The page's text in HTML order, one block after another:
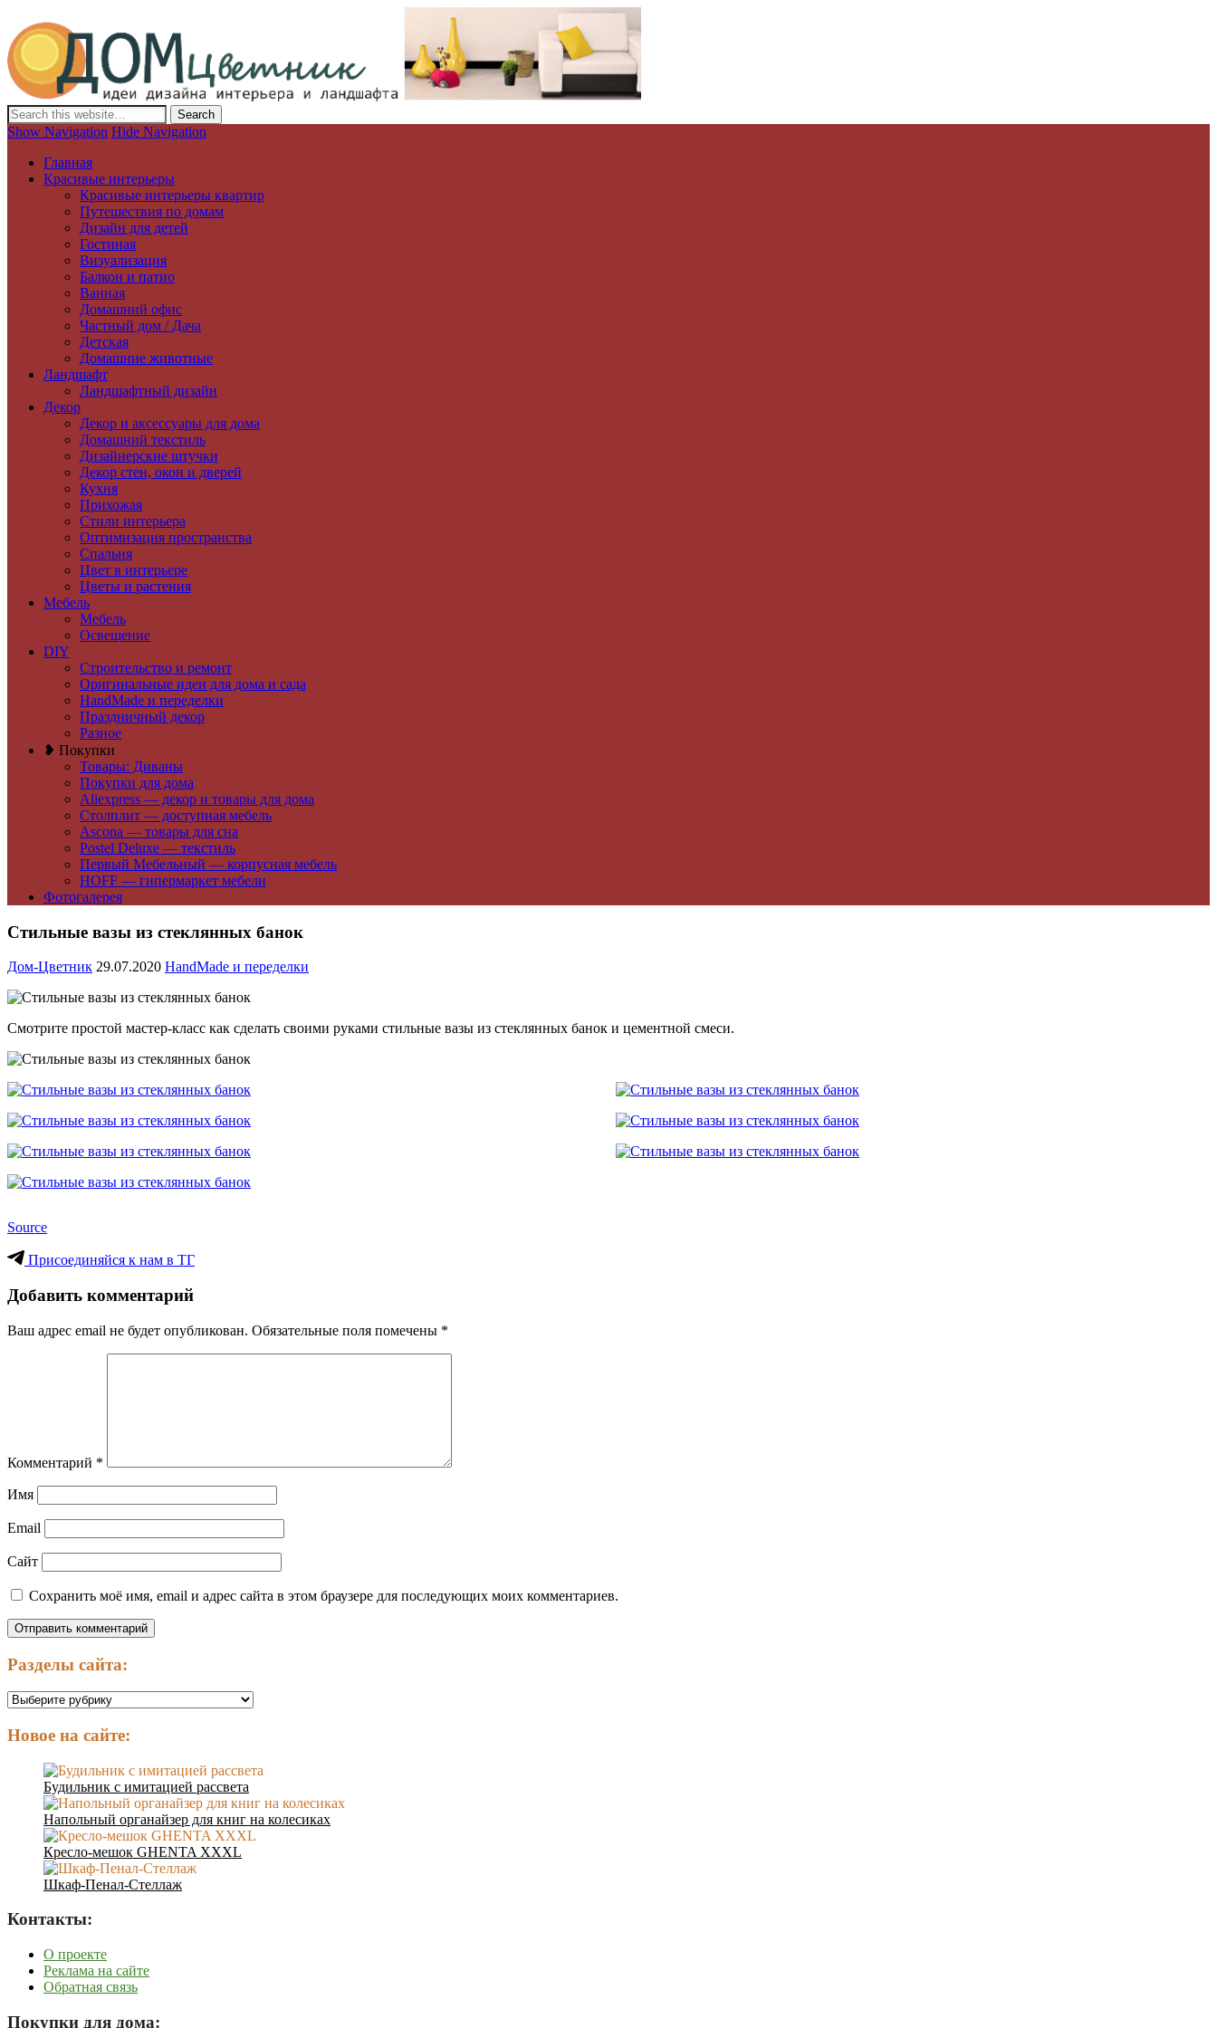
Дизайн интерьера и ландшафта, декор и обустройство дома. Идеи со всего мира.
Show Navigation Hide Navigation
Главная
Красивые интерьеры
Красивые интерьеры квартир
Путешествия по домам
Дизайн для детей
Гостиная
Визуализация
Балкон и патио
Ванная
Домашний офис
Частный дом / Дача
Детская
Домашние животные
Ландшафт
Ландшафтный дизайн
Декор
Декор и аксессуары для дома
Домашний текстиль
Дизайнерские штучки
Декор стен, окон и дверей
Кухня
Прихожая
Стили интерьера
Оптимизация пространства
Спальня
Цвет в интерьере
Цветы и растения
Мебель
Мебель
Освещение
DIY
Строительство и ремонт
Оригинальные идеи для дома и сада
HandMade и переделки
Праздничный декор
Разное
❥ Покупки
Товары: Диваны
Покупки для дома
Aliexpress — декор и товары для дома
Столплит — доступная мебель
Ascona — товары для сна
Postel Deluxe — текстиль
Первый Мебельный — корпусная мебель
HOFF — гипермаркет мебели
Фотогалерея
Стильные вазы из стеклянных банок
Дом-Цветник 29.07.2020 HandMade и переделки
Смотрите простой мастер-класс как сделать своими руками стильные вазы из стеклянных банок и цементной смеси.
Source
Присоединяйся к нам в ТГ
Добавить комментарий
Ваш адрес email не будет опубликован. Обязательные поля помечены *
Комментарий *
Имя
Email
Сайт
Сохранить моё имя, email и адрес сайта в этом браузере для последующих моих комментариев.
Разделы сайта:
Разделы
Новое на сайте:
Будильник с имитацией рассвета
Напольный органайзер для книг на колесиках
Кресло-мешок GHENTA XXXL
Шкаф-Пенал-Стеллаж
Контакты:
О проекте
Реклама на сайте
Обратная связь
Покупки для дома: